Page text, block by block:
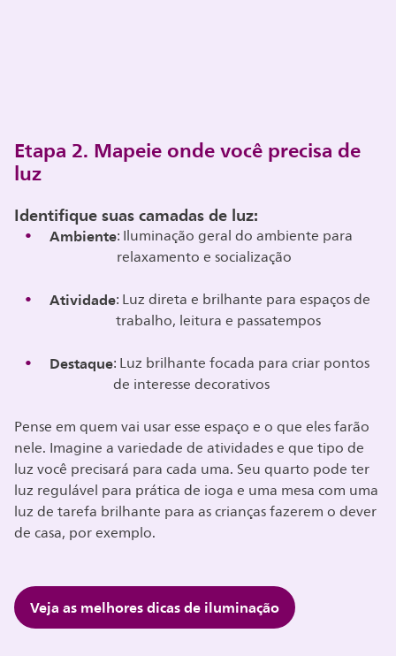
Etapa 2. Mapeie onde você precisa de
luz
Identifique suas camadas de luz:
Ambiente: Iluminação geral do ambiente para
relaxamento e socialização
Atividade: Luz direta e brilhante para espaços de
trabalho, leitura e passatempos
Destaque: Luz brilhante focada para criar pontos
de interesse decorativos
Pense em quem vai usar esse espaço e o que eles farão
nele. Imagine a variedade de atividades e que tipo de
luz você precisará para cada uma. Seu quarto pode ter
luz regulável para prática de ioga e uma mesa com uma
luz de tarefa brilhante para as crianças fazerem o dever
de casa, por exemplo.
Veja as melhores dicas de iluminação